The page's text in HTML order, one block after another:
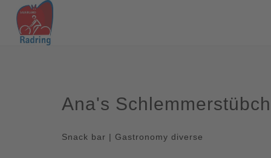
Ana's
Snack bar | Gastronomy diverse